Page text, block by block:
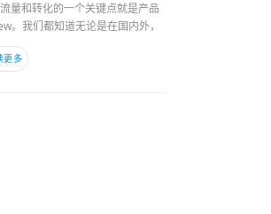
量和转化的一个关键点就是产品
。我们都知道无论是在国内外，
更多